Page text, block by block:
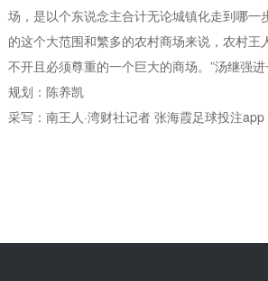
场，是以个东说念主合计无论城镇化走到哪一
的这个大范围和繁多的农村商场来说，农村王
不开且必须尊重的一个巨大的商场。”汤继强进
规划：陈养凯
采写：南王人·湾财社记者 张海霞足球投注app